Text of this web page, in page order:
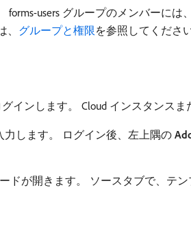
forms-users グループのメンバーに
グループと権限を参照してください
インします。 Cloud インスタンス
力します。 ログイン後、左上隅の
ドが開きます。 ソースタブで、テン